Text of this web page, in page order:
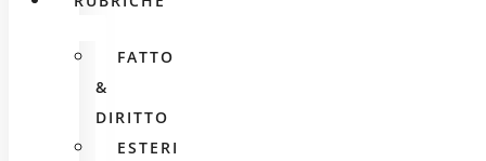
FATTO
&
DIRITTO
ESTERI